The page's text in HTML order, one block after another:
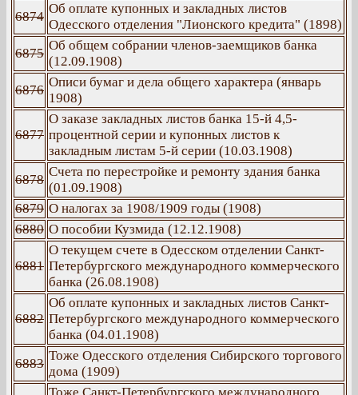
6874
Об оплате купонных и закладных листов
Одесского отделения "Лионского кредита" (1898)
6875
Об общем собрании членов-заемщиков банка
(12.09.1908)
6876
Описи бумаг и дела общего характера (январь
1908)
6877
О заказе закладных листов банка 15-й 4,5-
процентной серии и купонных листов к
закладным листам 5-й серии (10.03.1908)
6878
Счета по перестройке и ремонту здания банка
(01.09.1908)
6879 О налогах за 1908/1909 годы (1908)
6880 О пособии Кузмида (12.12.1908)
6881
О текущем счете в Одесском отделении Санкт-
Петербургского международного коммерческого
банка (26.08.1908)
6882
Об оплате купонных и закладных листов Санкт-
Петербургского международного коммерческого
банка (04.01.1908)
6883
Тоже Одесского отделения Сибирского торгового
дома (1909)